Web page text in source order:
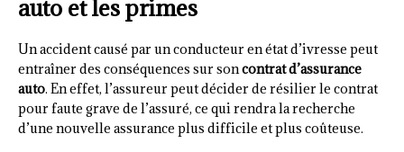
auto et les primes
Un accident causé par un conducteur en état d’ivresse peut
entraîner des conséquences sur soncontrat d’assurance
auto. En effet, l’assureur peut décider de résilier le contrat
pour faute grave de l’assuré, ce qui rendra la recherche
d’une nouvelle assurance plus difficile et plus coûteuse.